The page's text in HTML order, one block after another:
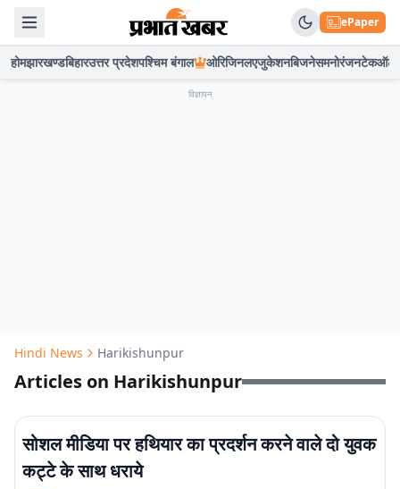
ePaper
होमझारखण्डबिहारउत्तर प्रदेशपश्चिम बंगाल ओरिजिनलएजुकेशनबिजनेसमनोरंजनटेकऑटो
विज्ञापन
Hindi News Harikishunpur
Articles on Harikishunpur
सोशल मीडिया पर हथियार का प्रदर्शन करने वाले दो युवक
कट्टे के साथ धराये